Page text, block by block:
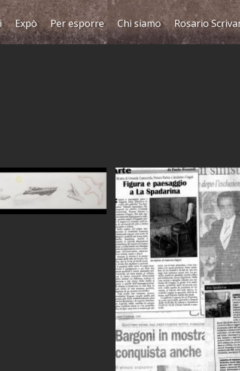
Expò Per esporre Chi siamo Rosario